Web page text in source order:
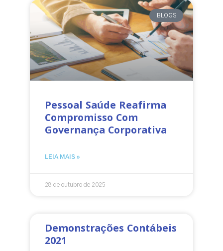
BLOGS
Pessoal Saúde Reafirma
Compromisso Com
Governança Corporativa
LEIA MAIS »
28 de outubro de 2025
Demonstrações Contábeis
2021